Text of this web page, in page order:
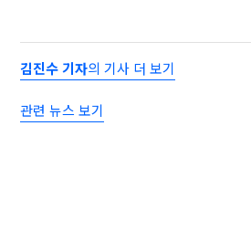
김진수 기자의 기사 더 보기
관련 뉴스 보기